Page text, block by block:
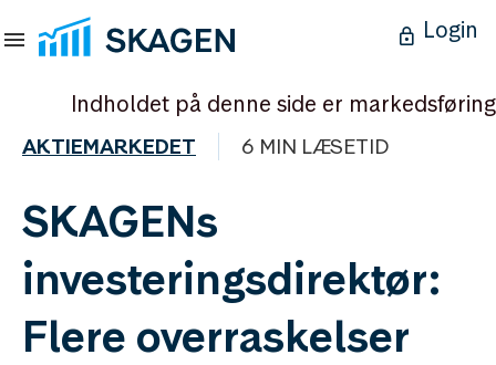
Login
Indholdet på denne side er markedsføring
AKTIEMARKEDET 6 MIN LÆSETID
SKAGENs
investeringsdirektør:
Flere overraskelser